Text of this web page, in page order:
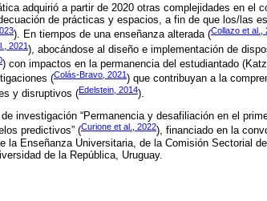
adquirió a partir de 2020 otras complejidades en el
de prácticas y espacios, a fin de que los/las
). En tiempos de una enseñanza alterada (Collazo et al.,
2021), abocándose al diseño e implementación de
) con impactos en la permanencia del estudiantado
(Colás-Bravo, 2021) que contribuyan a la
y disruptivos (Edelstein, 2014).
investigación “Permanencia y desafiliación en el
predictivos” (Curione et al., 2022), financiado en la
la Enseñanza Universitaria, de la Comisión Sectorial
de la República, Uruguay.